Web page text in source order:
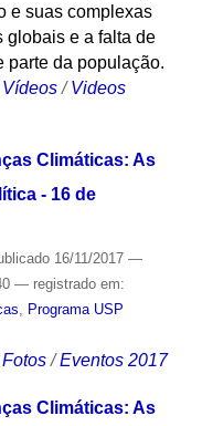
e suas complexas
globais e a falta de
parte da população.
Vídeos /Videos
Climáticas: As
- 16 de
16/11/2017 —
— registrado em:
, Programa USP
Fotos /Eventos 2017
Climáticas: As